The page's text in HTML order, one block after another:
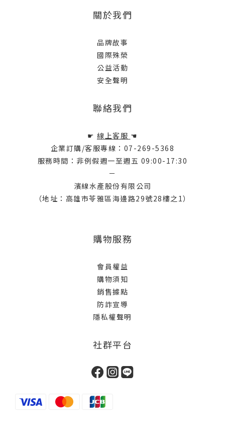
關於我們
品牌故事
國際殊榮
公益活動
安全聲明
聯絡我們
☛ 線上客服 ☚
企業訂購/客服專線：07-269-5368
服務時間：非例假週一至週五 09:00-17:30
－
濱線水產股份有限公司
（地址：高雄市苓雅區海邊路29號28樓之1）
購物服務
會員權益
購物須知
銷售據點
防詐宣導
隱私權聲明
社群平台